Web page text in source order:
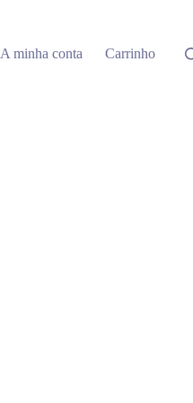
A minha conta Carrinho